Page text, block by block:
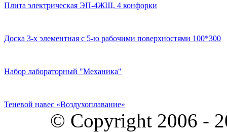
Плита электрическая ЭП-4ЖШ, 4 конфорки
Доска 3-х элементная с 5-ю рабочими поверхностями 100*300
Набор лабораторный "Механика"
Теневой навес «Воздухоплавание»
© Copyright 2006 -